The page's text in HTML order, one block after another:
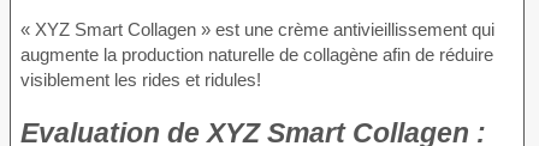
« XYZ Smart Collagen » est une crème antivieillissement qui
augmente la production naturelle de collagène afin de réduire
visiblement les rides et ridules!
Evaluation de XYZ Smart Collagen :